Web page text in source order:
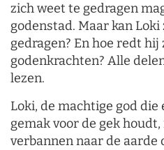
zich weet te gedragen
godenstad. Maar kan Loki
gedragen? En hoe redt
godenkrachten? Alle
lezen.
Loki, de machtige god die
gemak voor de gek
verbannen naar de aarde